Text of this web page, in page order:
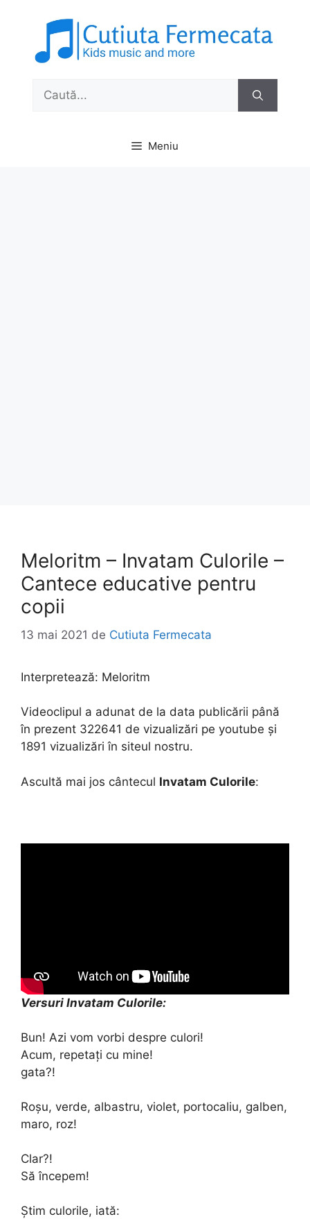
Caută
Meniu
Meloritm – Invatam Culorile –
Cantece educative pentru
copii
13 mai 2021 de Cutiuta Fermecata
Interpretează: Meloritm
Videoclipul a adunat de la data publicării până
în prezent 322641 de vizualizări pe youtube și
1891 vizualizări în siteul nostru.
Ascultă mai jos cântecul Invatam Culorile:
Versuri Invatam Culorile:
Bun! Azi vom vorbi despre culori!
Acum, repetați cu mine!
gata?!
Roșu, verde, albastru, violet, portocaliu, galben,
maro, roz!
Clar?!
Să începem!
Știm culorile, iată: